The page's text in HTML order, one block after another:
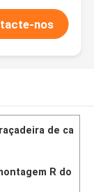
nos
de ca
R do